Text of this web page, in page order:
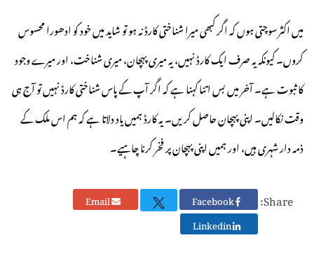
میں اکثر سوچتی ہوں کہ اگر کبھی میرا شناختی کارڈ نہ ہو تو شاید میں خود کو ادھورا محسوس
کروں۔ کیونکہ یہ صرف ایک کارڈ نہیں، یہ میری پہچان، میری شناخت، اور میرے وجود
کا ثبوت ہے۔ آخر میں بس اتنا کہنا ہے کہ اگر آپ کے پاس شناختی کارڈ نہیں تو آج ہی
وقت نکالیں۔ اپنی پہچان حاصل کریں۔ یہ کارڈ ہمیں یاد دلاتا ہے کہ ہم اس ملک کے
ذمہ دار شہری ہیں، اور ہمیں اپنی پہچان پر فخر کرنا چاہیے۔
Share:
Email
Linkedin